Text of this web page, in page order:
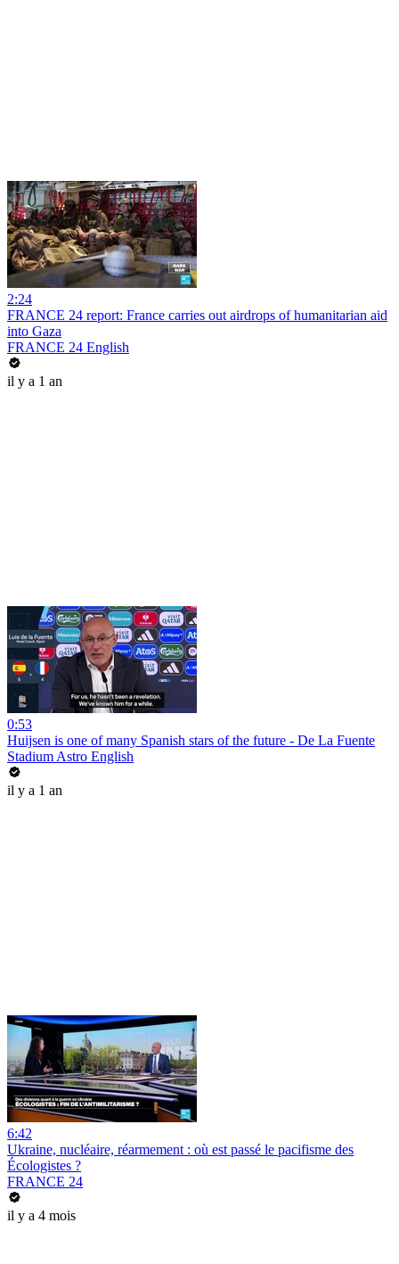
2:24
FRANCE 24 report: France carries out airdrops of humanitarian aid
into Gaza
FRANCE 24 English
il y a 1 an
0:53
Huijsen is one of many Spanish stars of the future - De La Fuente
Stadium Astro English
il y a 1 an
6:42
Ukraine, nucléaire, réarmement : où est passé le pacifisme des
Écologistes ?
FRANCE 24
il y a 4 mois